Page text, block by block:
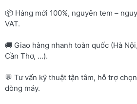
📦 Hàng mới 100%, nguyên tem –
VAT.
🚚 Giao hàng nhanh toàn quốc (Hà
Cần Thơ, …).
💬 Tư vấn kỹ thuật tận tâm, hỗ trợ
dòng máy.